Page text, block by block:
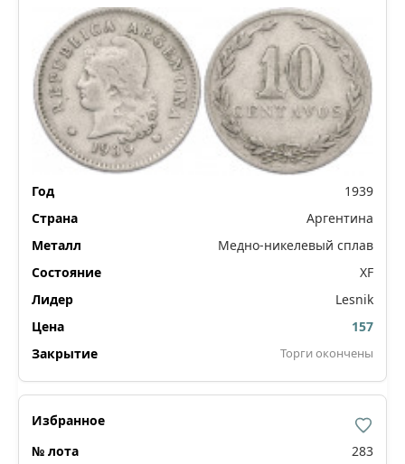
1939
Аргентина
Медно-никелевый сплав
XF
Lesnik
157
Торги окончены
283